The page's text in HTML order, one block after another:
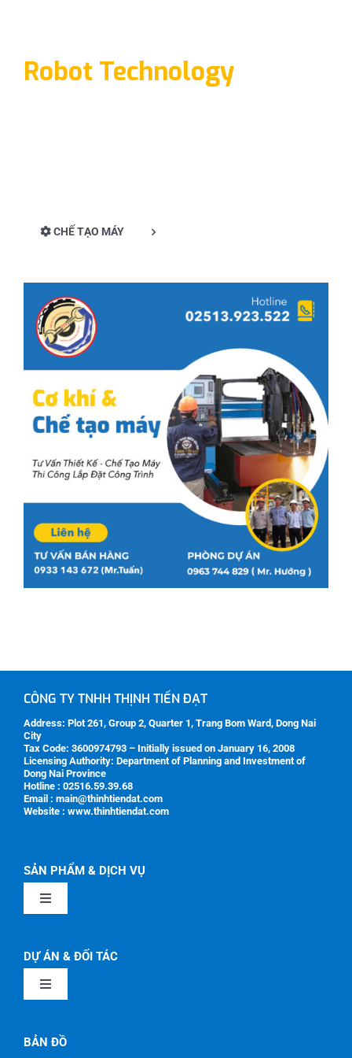
Robot Technology
CHẾ TẠO MÁY
CÔNG TY TNHH THỊNH TIẾN ĐẠT
Address: Plot 261, Group 2, Quarter 1, Trang Bom Ward, Dong Nai
City
Tax Code: 3600974793 – Initially issued on January 16, 2008
Licensing Authority: Department of Planning and Investment of
Dong Nai Province
Hotline : 02516.59.39.68
Email : main@thinhtiendat.com
Website : www.thinhtiendat.com
SẢN PHẨM & DỊCH VỤ
Toggle
SẢN PHẨM CƠ KHÍ
THI CÔNG LẮP ĐẶT CÔNG TRÌNH
DỰ ÁN & ĐỐI TÁC
Toggle
BẢN ĐỒ